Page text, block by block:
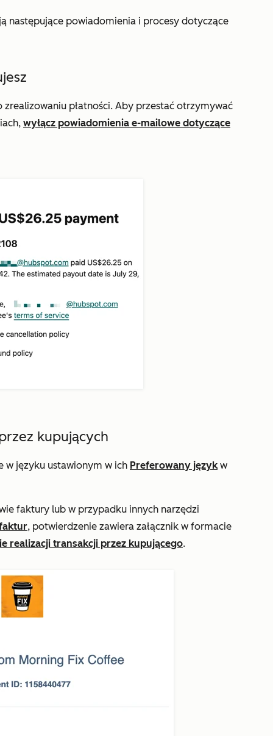
następujące powiadomienia i procesy dotyczące
płatności. Aby przestać otrzymywać
wyłącz powiadomienia e-mailowe dotyczące
kupujących
w języku ustawionym w ich Preferowany językw
faktury lub w przypadku innych narzędzi
, potwierdzenie zawiera załącznik w formacie
realizacji transakcji przez kupującego.